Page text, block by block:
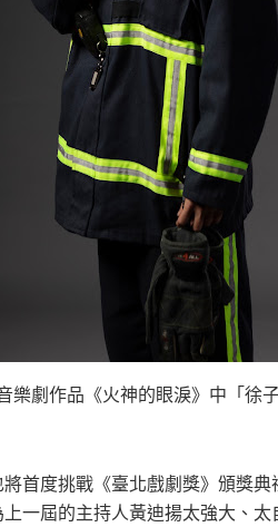
樂劇作品《火神的眼淚》中「徐
首度挑戰《臺北戲劇獎》頒獎
一屆的主持人黃迪揚太強大、